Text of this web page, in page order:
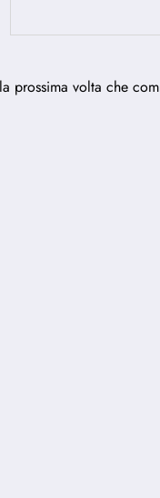
prossima volta che